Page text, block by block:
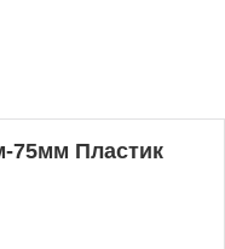
75мм Пластик